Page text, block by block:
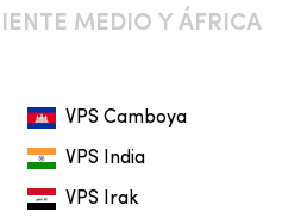
MEDIO Y ÁFRICA
VPS Camboya
VPS India
VPS Irak